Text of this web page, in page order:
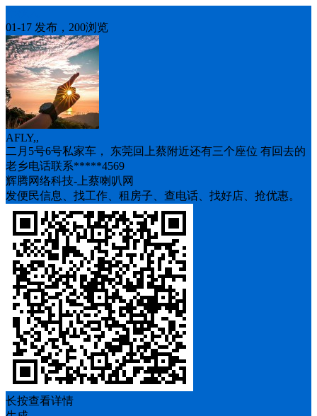
01-17 发布，200浏览
AFLY,,
二月5号6号私家车， 东莞回上蔡附近还有三个座位 有回去的
老乡电话联系*****4569
辉腾网络科技-上蔡喇叭网
发便民信息、找工作、租房子、查电话、找好店、抢优惠。
长按查看详情